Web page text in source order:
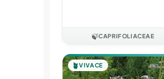
🍃CAPRIFOLIACEAE
🪴VIVACE